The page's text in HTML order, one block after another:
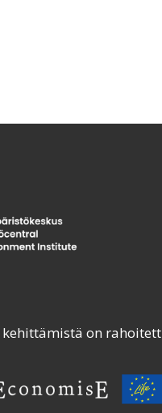
on